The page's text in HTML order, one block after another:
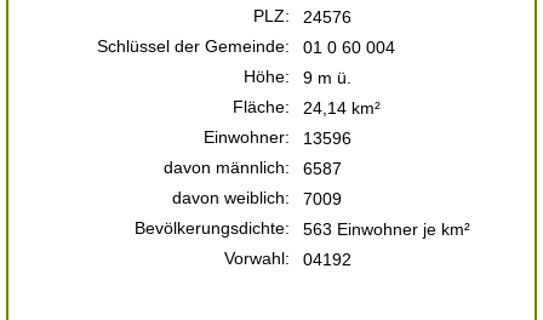
PLZ:
24576
Schlüssel der Gemeinde:
01 0 60 004
Höhe:
9 m ü.
Fläche:
24,14 km²
Einwohner:
13596
davon männlich:
6587
davon weiblich:
7009
Bevölkerungsdichte:
563 Einwohner je km²
Vorwahl:
04192